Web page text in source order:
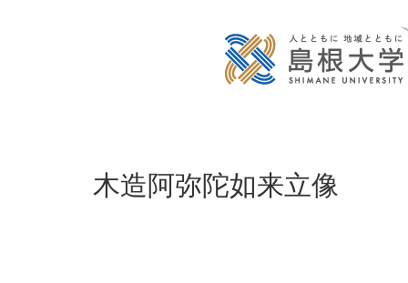
木造阿弥陀如来立像